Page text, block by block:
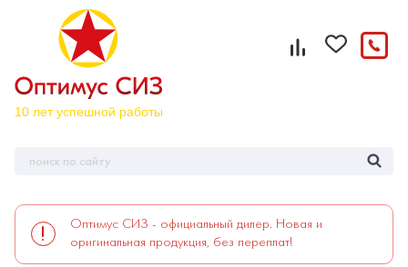
Оптимус СИЗ - официальный дилер. Новая и
оригинальная продукция, без переплат!